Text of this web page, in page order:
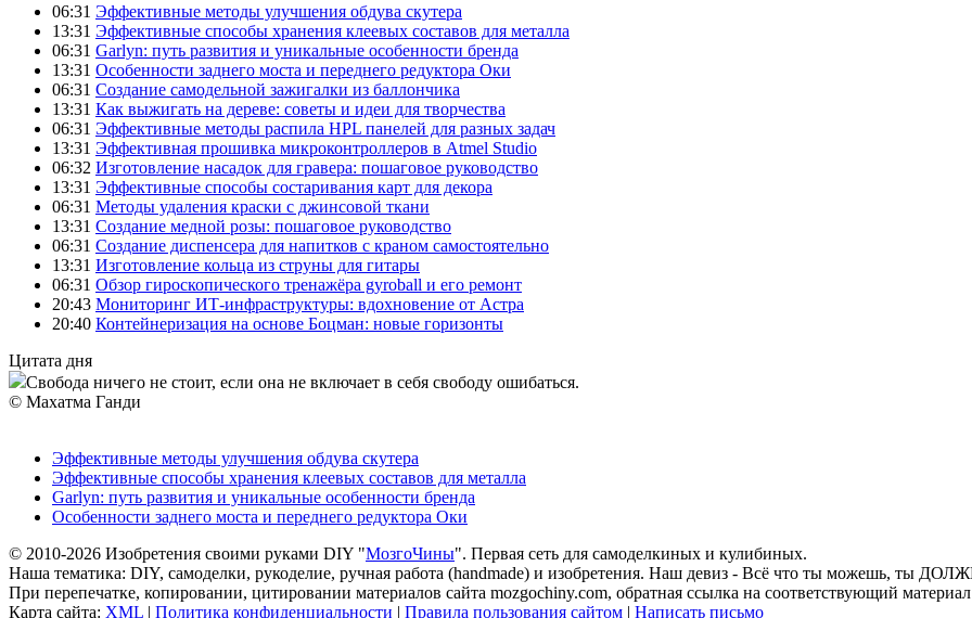
06:31 Эффективные методы улучшения обдува скутера
13:31 Эффективные способы хранения клеевых составов для металла
06:31 Garlyn: путь развития и уникальные особенности бренда
13:31 Особенности заднего моста и переднего редуктора Оки
06:31 Создание самодельной зажигалки из баллончика
13:31 Как выжигать на дереве: советы и идеи для творчества
06:31 Эффективные методы распила HPL панелей для разных задач
13:31 Эффективная прошивка микроконтроллеров в Atmel Studio
06:32 Изготовление насадок для гравера: пошаговое руководство
13:31 Эффективные способы состаривания карт для декора
06:31 Методы удаления краски с джинсовой ткани
13:31 Создание медной розы: пошаговое руководство
06:31 Создание диспенсера для напитков с краном самостоятельно
13:31 Изготовление кольца из струны для гитары
06:31 Обзор гироскопического тренажёра gyroball и его ремонт
20:43 Мониторинг ИТ-инфраструктуры: вдохновение от Астра
20:40 Контейнеризация на основе Боцман: новые горизонты
Цитата дня
Свобода ничего не стоит, если она не включает в себя свободу ошибаться.
© Махатма Ганди
Эффективные методы улучшения обдува скутера
Эффективные способы хранения клеевых составов для металла
Garlyn: путь развития и уникальные особенности бренда
Особенности заднего моста и переднего редуктора Оки
© 2010-2026 Изобретения своими руками DIY "МозгоЧины". Первая сеть для самоделкиных и кулибиных.
Наша тематика: DIY, самоделки, рукоделие, ручная работа (handmade) и изобретения. Наш девиз - Всё что ты можешь, ты
При перепечатке, копировании, цитировании материалов сайта mozgochiny.com, обратная ссылка на соответствующий материал
Карта сайта: XML | Политика конфиденциальности | Правила пользования сайтом | Написать письмо